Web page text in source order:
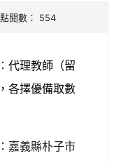
閱數： 554
代理教師（留
各擇優備取數
嘉義縣朴子市